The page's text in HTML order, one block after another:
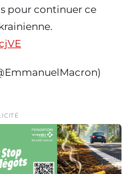
pour continuer ce